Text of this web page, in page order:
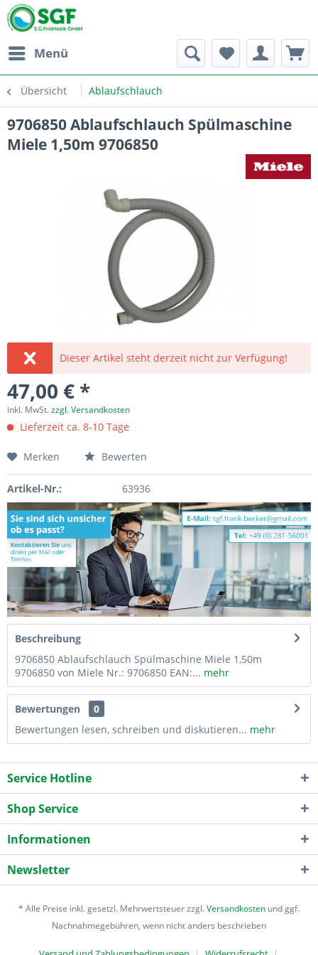
Menü
Übersicht Ablaufschlauch
9706850 Ablaufschlauch Spülmaschine
Miele 1,50m 9706850
Dieser Artikel steht derzeit nicht zur Verfügung!
47,00 € *
inkl. MwSt.zzgl. Versandkosten
Lieferzeit ca. 8-10 Tage
Merken Bewerten
Artikel-Nr.: 63936
Beschreibung
9706850 Ablaufschlauch Spülmaschine Miele 1,50m
9706850 von Miele Nr.: 9706850 EAN:... mehr
Bewertungen
0
Bewertungen lesen, schreiben und diskutieren... mehr
Service Hotline
Shop Service
Informationen
Newsletter
* Alle Preise inkl. gesetzl. Mehrwertsteuer zzgl.Versandkosten und ggf.
Nachnahmegebühren, wenn nicht anders beschrieben